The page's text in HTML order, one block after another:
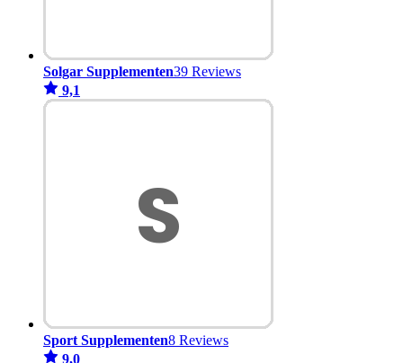
Solgar Supplementen39 Reviews
9,1
Sport Supplementen8 Reviews
9,0